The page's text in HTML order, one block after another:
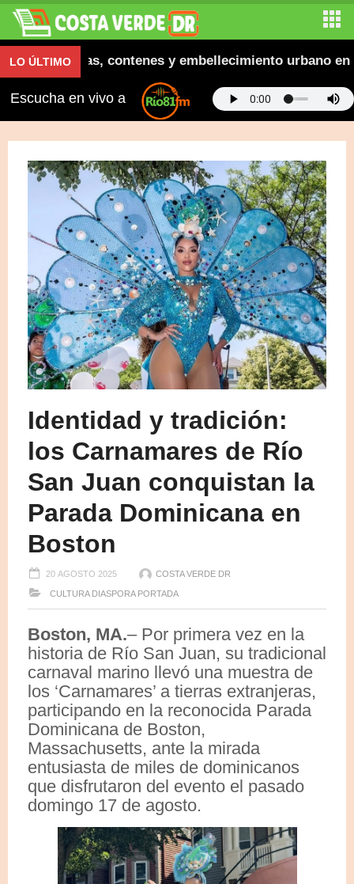
LO ÚLTIMO
aceras, contenes y embellecimiento urbano en El
Escucha en vivo a
Identidad y tradición:
los Carnamares de Río
San Juan conquistan la
Parada Dominicana en
Boston
20 AGOSTO 2025 COSTA VERDE DR
CULTURA DIASPORA PORTADA
Boston, MA.– Por primera vez en la
historia de Río San Juan, su tradicional
carnaval marino llevó una muestra de
los ‘Carnamares’ a tierras extranjeras,
participando en la reconocida Parada
Dominicana de Boston,
Massachusetts, ante la mirada
entusiasta de miles de dominicanos
que disfrutaron del evento el pasado
domingo 17 de agosto.